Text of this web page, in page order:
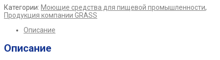
Категории: Моющие средства для пищевой промышленности,
Продукция компании GRASS
Описание
Описание